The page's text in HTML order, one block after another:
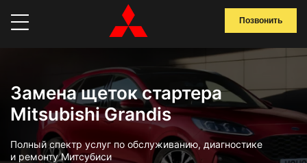
Позвонить
Замена щеток стартера
Mitsubishi Grandis
Полный спектр услуг по обслуживанию, диагностике
и ремонту Митсубиси